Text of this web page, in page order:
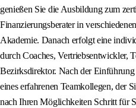
genießen Sie die Ausbildung zum
Finanzierungsberater in
Akademie. Danach erfolgt eine
durch Coaches, Vertriebsentwickler,
Bezirksdirektor. Nach der
eines erfahrenen Teamkollegen, der
nach Ihren Möglichkeiten Schritt für